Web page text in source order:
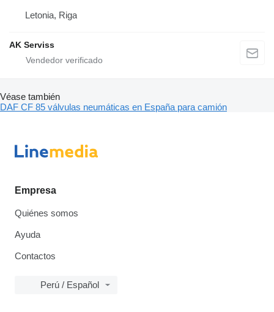
Letonia, Riga
AK Serviss
Véase también
DAF CF 85 válvulas neumáticas en España para camión
Empresa
Quiénes somos
Ayuda
Contactos
Perú / Español